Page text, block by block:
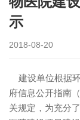
示
2018-08-20
建设单位根据
府信息公开指南
关规定，为充分